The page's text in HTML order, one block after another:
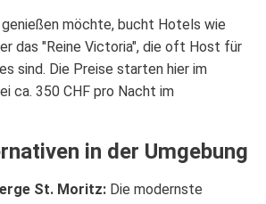
möchte, bucht Hotels wie
das "Reine Victoria", die oft Host für
sind. Die Preise starten hier im
ca. 350 CHF pro Nacht im
in der Umgebung
St. Moritz: Die modernste